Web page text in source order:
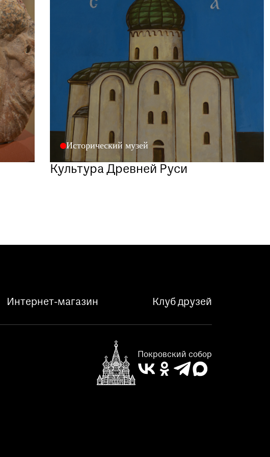
Исторический музей
Культура Древней Руси
Интернет-магазин Клуб друзей
Покровский собор